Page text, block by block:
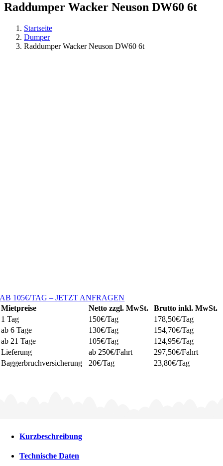
Raddumper Wacker Neuson DW60 6t
Startseite
Dumper
Raddumper Wacker Neuson DW60 6t
AB 105€/TAG – JETZT ANFRAGEN
Mietpreise
Netto zzgl. MwSt.
Brutto inkl. MwSt.
1 Tag
150€/Tag
178,50€/Tag
ab 6 Tage
130€/Tag
154,70€/Tag
ab 21 Tage
105€/Tag
124,95€/Tag
Lieferung
ab 250€/Fahrt
297,50€/Fahrt
Baggerbruchversicherung
20€/Tag 23,80€/Tag
Kurzbeschreibung
Technische Daten